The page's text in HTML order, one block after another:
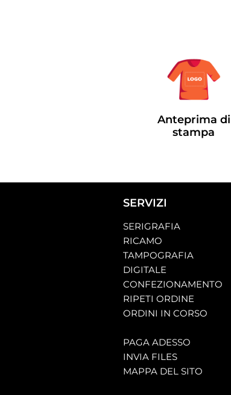
Anteprima di
stampa
SERVIZI
SERIGRAFIA
RICAMO
TAMPOGRAFIA
DIGITALE
CONFEZIONAMENTO
RIPETI ORDINE
ORDINI IN CORSO
PAGA ADESSO
INVIA FILES
MAPPA DEL SITO